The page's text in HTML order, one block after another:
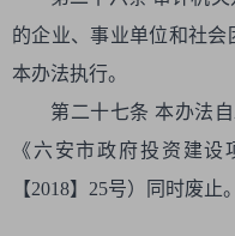
的企业、事业单位和社
本办法执行。
第二十七条 本办法
《六安市政府投资建
【2018】25号）同时废止。